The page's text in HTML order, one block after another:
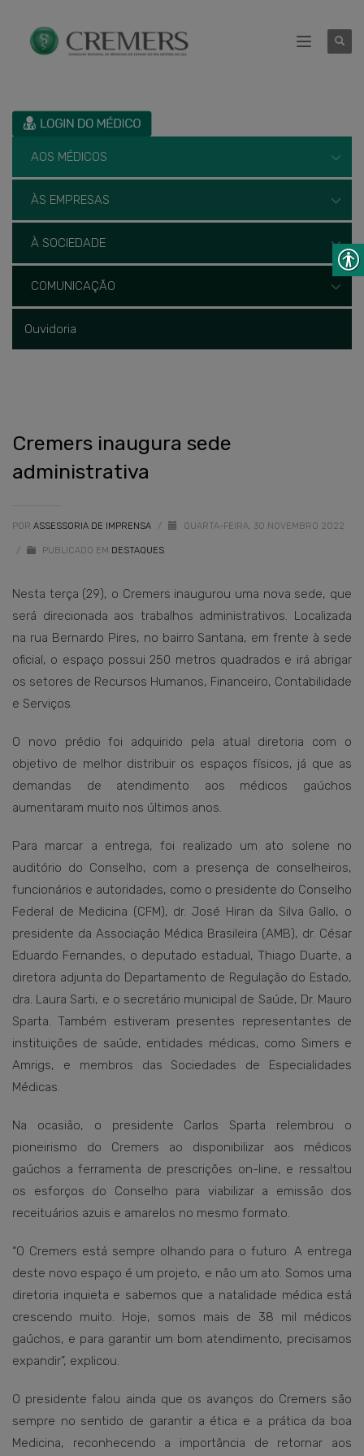
AOS MÉDICOS
ÀS EMPRESAS
À SOCIEDADE
COMUNICAÇÃO
Ouvidoria
Cremers inaugura sede
administrativa
POR ASSESSORIA DE IMPRENSA / QUARTA-FEIRA, 30 NOVEMBRO 2022
/ PUBLICADO EM DESTAQUES
Nesta terça (29), o Cremers inaugurou uma nova sede, que
será direcionada aos trabalhos administrativos. Localizada
na rua Bernardo Pires, no bairro Santana, em frente à sede
oficial, o espaço possui 250 metros quadrados e irá abrigar
os setores de Recursos Humanos, Financeiro, Contabilidade
e Serviços.
O novo prédio foi adquirido pela atual diretoria com o
objetivo de melhor distribuir os espaços físicos, já que as
demandas de atendimento aos médicos gaúchos
aumentaram muito nos últimos anos.
Para marcar a entrega, foi realizado um ato solene no
auditório do Conselho, com a presença de conselheiros,
funcionários e autoridades, como o presidente do Conselho
Federal de Medicina (CFM), dr. José Hiran da Silva Gallo, o
presidente da Associação Médica Brasileira (AMB), dr. César
Eduardo Fernandes, o deputado estadual, Thiago Duarte, a
diretora adjunta do Departamento de Regulação do Estado,
dra. Laura Sarti, e o secretário municipal de Saúde, Dr. Mauro
Sparta. Também estiveram presentes representantes de
instituições de saúde, entidades médicas, como Simers e
Amrigs, e membros das Sociedades de Especialidades
Médicas.
Na ocasião, o presidente Carlos Sparta relembrou o
pioneirismo do Cremers ao disponibilizar aos médicos
gaúchos a ferramenta de prescrições on-line, e ressaltou
os esforços do Conselho para viabilizar a emissão dos
receituários azuis e amarelos no mesmo formato.
“O Cremers está sempre olhando para o futuro. A entrega
deste novo espaço é um projeto, e não um ato. Somos uma
diretoria inquieta e sabemos que a natalidade médica está
crescendo muito. Hoje, somos mais de 38 mil médicos
gaúchos, e para garantir um bom atendimento, precisamos
expandir”, explicou.
O presidente falou ainda que os avanços do Cremers são
sempre no sentido de garantir a ética e a prática da boa
Medicina, reconhecendo a importância de retornar aos